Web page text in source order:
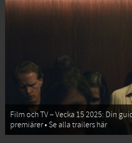
Film och TV – Vecka 15 2025: Din
premiärer • Se alla trailers här